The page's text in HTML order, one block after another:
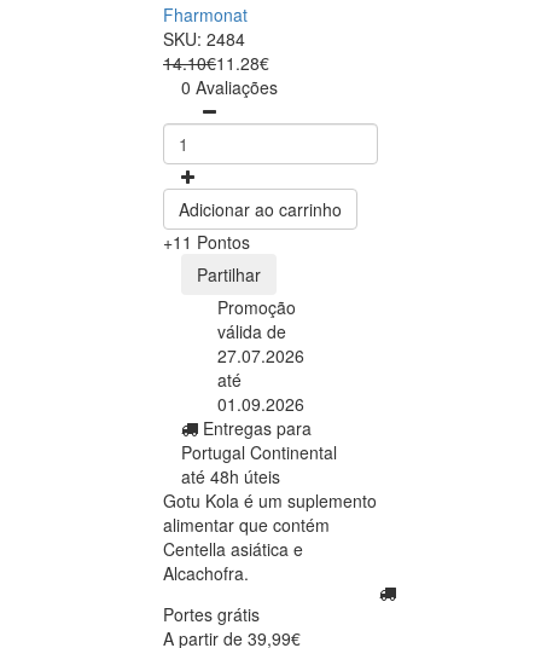
Fharmonat
SKU: 2484
14.10€11.28€
0 Avaliações
Adicionar ao carrinho
+11 Pontos
Partilhar
Promoção
válida de
27.07.2026
até
01.09.2026
Entregas para
Portugal Continental
até 48h úteis
Gotu Kola é um suplemento
alimentar que contém
Centella asiática e
Alcachofra.
Portes grátis
A partir de 39,99€